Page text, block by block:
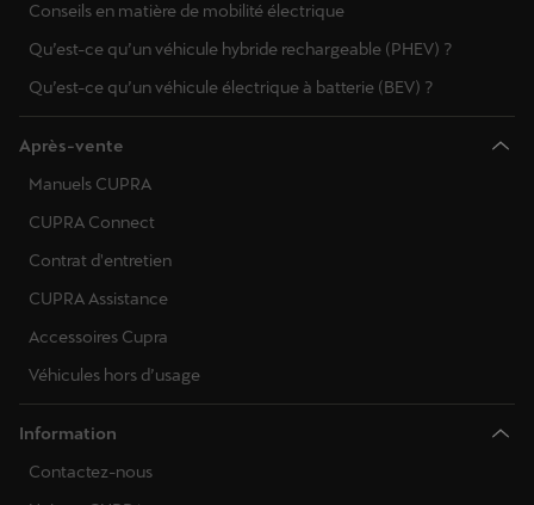
Conseils en matière de mobilité électrique
Qu’est-ce qu’un véhicule hybride rechargeable (PHEV) ?
Qu’est-ce qu’un véhicule électrique à batterie (BEV) ?
Après-vente
Manuels CUPRA
CUPRA Connect
Contrat d'entretien
CUPRA Assistance
Accessoires Cupra
Véhicules hors d’usage
Information
Contactez-nous